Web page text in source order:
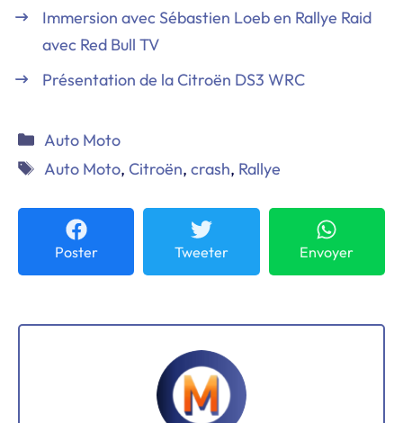
Immersion avec Sébastien Loeb en Rallye Raid
avec Red Bull TV
Présentation de la Citroën DS3 WRC
Catégories
Auto Moto
Étiquettes
Auto Moto, Citroën, crash, Rallye
Poster Tweeter Envoyer